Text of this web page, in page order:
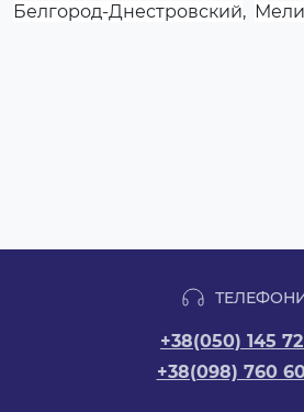
Белгород-Днестровский,
+38(050) 145
+38(098) 760